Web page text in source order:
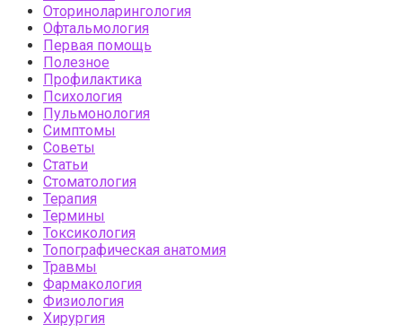
Оториноларингология
Офтальмология
Первая помощь
Полезное
Профилактика
Психология
Пульмонология
Симптомы
Советы
Статьи
Стоматология
Терапия
Термины
Токсикология
Топографическая анатомия
Травмы
Фармакология
Физиология
Хирургия